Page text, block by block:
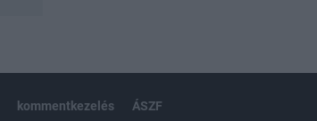
kommentkezelés ÁSZF